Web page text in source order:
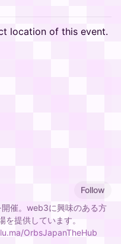
location of this event.
Follow
催。web3に興味のある方
提供しています。
OrbsJapanTheHub